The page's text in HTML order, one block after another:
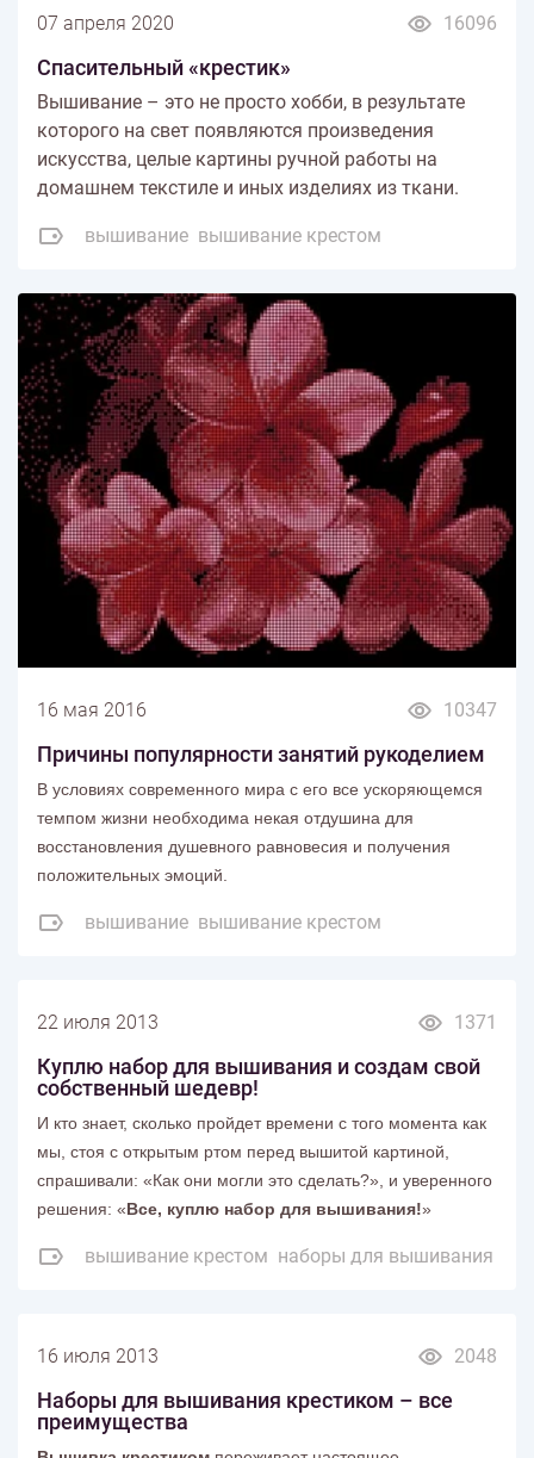
16096
07 апреля 2020
Спасительный «крестик»
Вышивание – это не просто хобби, в результате
которого на свет появляются произведения
искусства, целые картины ручной работы на
домашнем текстиле и иных изделиях из ткани.
вышивание вышивание крестом
10347
16 мая 2016
Причины популярности занятий рукоделием
В условиях современного мира с его все ускоряющемся
темпом жизни необходима некая отдушина для
восстановления душевного равновесия и получения
положительных эмоций.
вышивание вышивание крестом
1371
22 июля 2013
Куплю набор для вышивания и создам свой
собственный шедевр!
И кто знает, сколько пройдет времени с того момента как
мы, стоя с открытым ртом перед вышитой картиной,
спрашивали: «Как они могли это сделать?», и уверенного
решения: «Все, куплю набор для вышивания!»
вышивание крестом наборы для вышивания
2048
16 июля 2013
Наборы для вышивания крестиком – все
преимущества